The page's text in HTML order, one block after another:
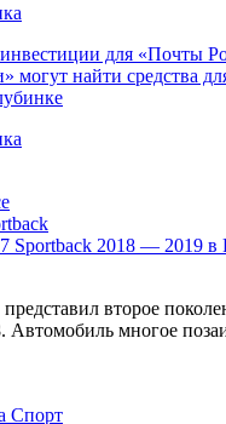
могут найти средства
2018 — 2019 в
второе
Автомобиль многое